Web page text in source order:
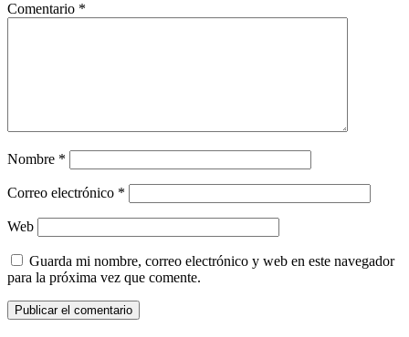
Comentario *
Nombre *
Correo electrónico *
Web
Guarda mi nombre, correo electrónico y web en este navegador
para la próxima vez que comente.